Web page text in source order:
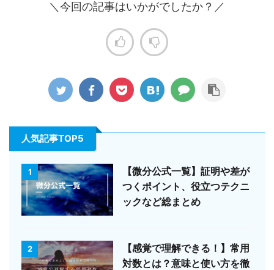
＼今回の記事はいかがでしたか？／
人気記事TOP5
1
【微分公式一覧】証明や差が
つくポイント、役立つテクニ
ックなど総まとめ
2
【感覚で理解できる！】常用
対数とは？意味と使い方を徹